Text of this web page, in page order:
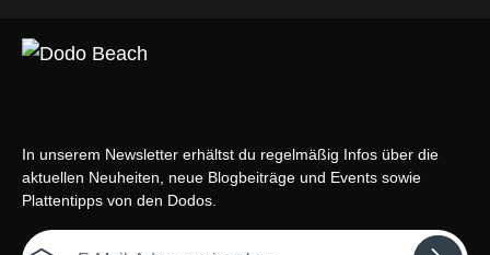
In unserem Newsletter erhältst du regelmäßig Infos über die
aktuellen Neuheiten, neue Blogbeiträge und Events sowie
Plattentipps von den Dodos.
E-Mail-Adresse*